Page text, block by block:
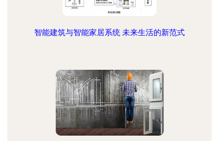
智能建筑与智能家居系统 未来生活的新范式